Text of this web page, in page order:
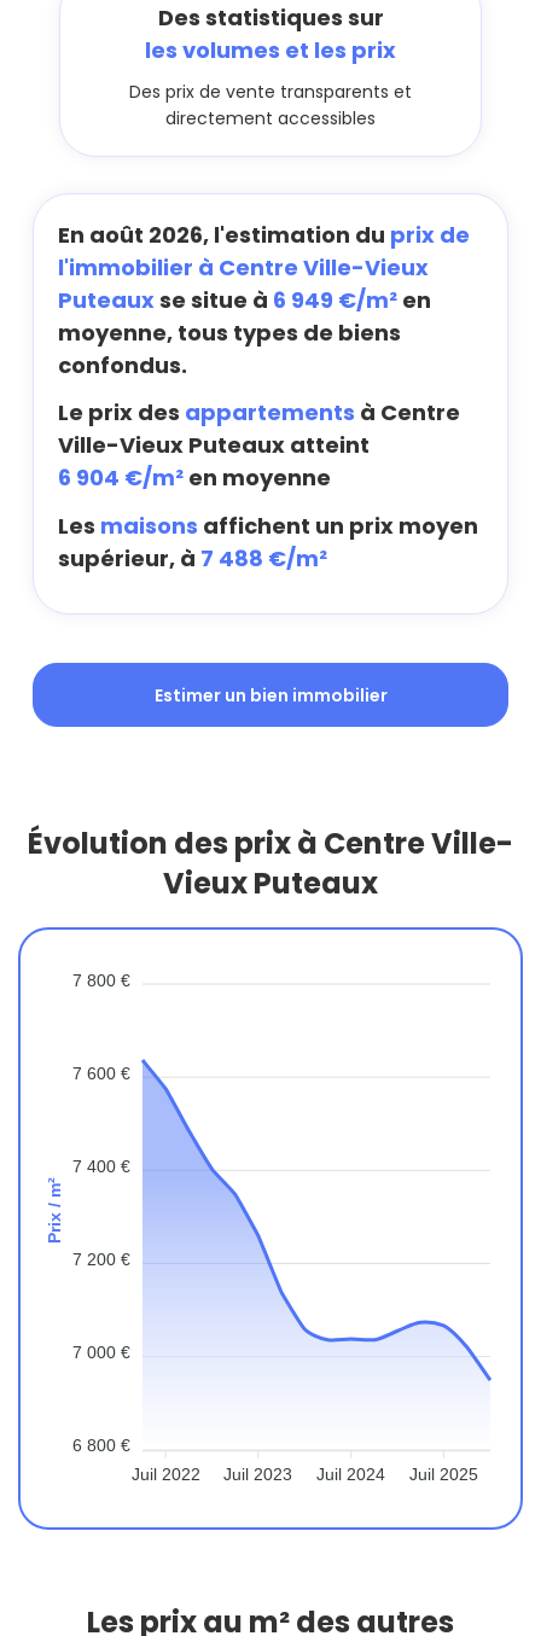
Des statistiques sur
les volumes et les prix
Des prix de vente transparents et
directement accessibles
En août 2026, l'estimation du prix de
l'immobilier à Centre Ville-Vieux
Puteauxse situe à 6 949 €/m² en
moyenne, tous types de biens
confondus.
Le prix des appartements à Centre
Ville-Vieux Puteaux atteint
6 904 €/m² en moyenne
Les maisons affichent un prix moyen
supérieur, à 7 488 €/m²
Estimer un bien immobilier
Évolution des prix à Centre Ville-
Vieux Puteaux
7 800 €
7 600 €
7 400 €
7 200 €
7 000 €
6 800 €
Prix / m²
Juil 2022 Juil 2023 Juil 2024 Juil 2025
Les prix au m² des autres